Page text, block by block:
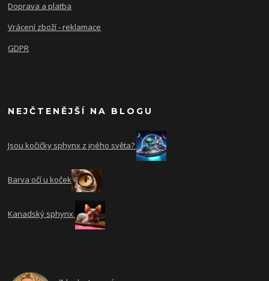
Doprava a platba
Vrácení zboží - reklamace
GDPR
NEJČTENĚJŠÍ NA BLOGU
Jsou kočičky sphynx z jného světa?
Barva očí u koček
Kanadský sphynx